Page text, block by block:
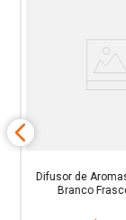
Difusor de
Branco